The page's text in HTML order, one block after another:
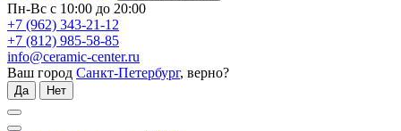
Пн-Вс с 10:00 до 20:00
+7 (962) 343-21-12
+7 (812) 985-58-85
info@ceramic-center.ru
Ваш город Санкт-Петербург, верно?
Да Нет